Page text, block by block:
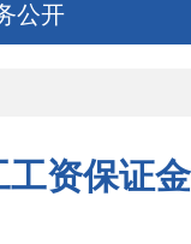
公开
工资保证